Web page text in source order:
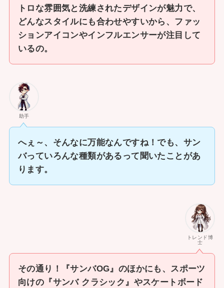
トロな雰囲気と洗練されたデザインが魅力で、
どんなスタイルにも合わせやすいから、ファッ
ションアイコンやインフルエンサーが注目して
いるの。
助手
へぇ～、そんなに万能なんですね！でも、サン
バっていろんな種類があるって聞いたことがあ
ります。
トレンド博
士
その通り！『サンバOG』のほかにも、スポーツ
向けの『サンバ クラシック』やスケートボード